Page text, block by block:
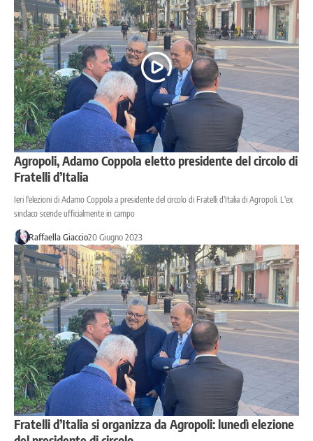
Agropoli, Adamo Coppola eletto presidente del circolo di
Fratelli d’Italia
Ieri l'elezioni di Adamo Coppola a presidente del circolo di Fratelli d'Italia di Agropoli. L'ex
sindaco scende ufficialmente in campo
Raffaella Giaccio20 Giugno 2023
Fratelli d’Italia si organizza da Agropoli: lunedì elezione